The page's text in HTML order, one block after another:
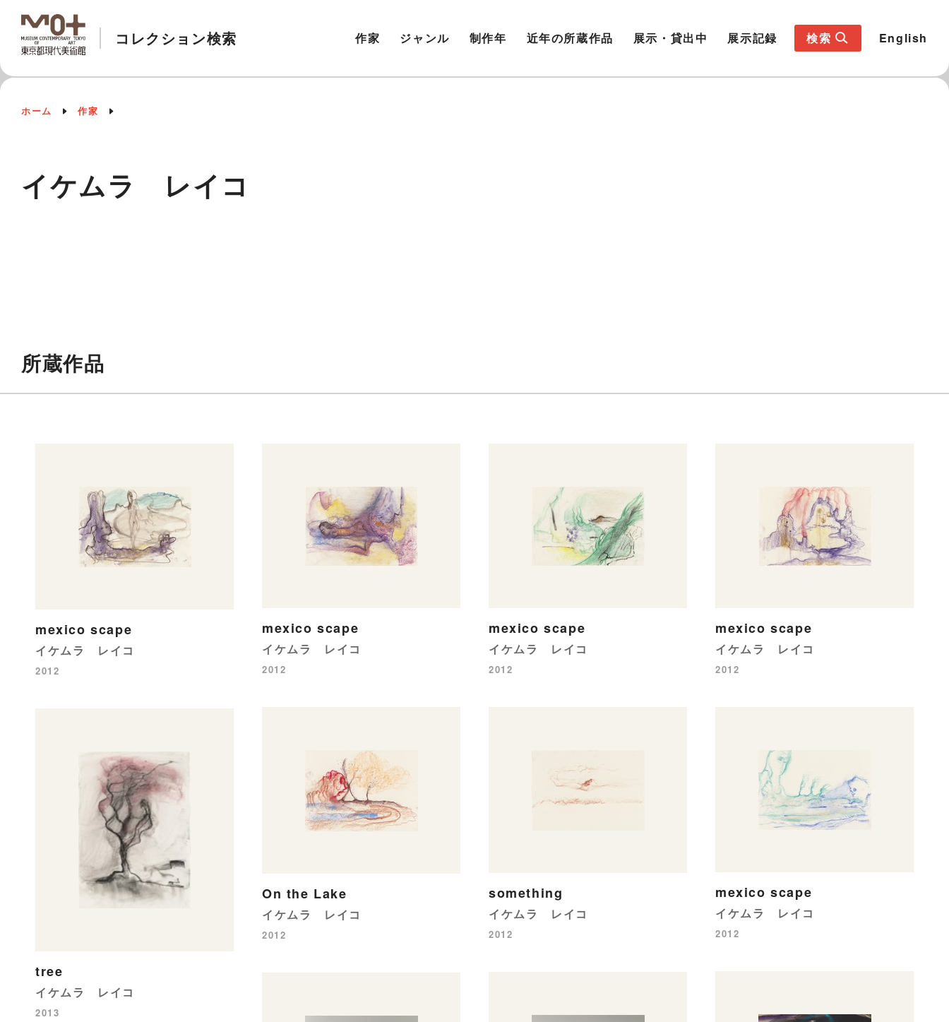
コレクション検索 作家 ジャンル 制作年 近年の所蔵作品 展示・貸出中 展示記録 検索 English
ホーム 作家
イケムラ レイコ
所蔵作品
mexico scape
イケムラ レイコ
2012
mexico scape
イケムラ レイコ
2012
mexico scape
イケムラ レイコ
2012
mexico scape
イケムラ レイコ
2012
On the Lake
イケムラ レイコ
2012
something
イケムラ レイコ
2012
mexico scape
イケムラ レイコ
2012
tree
イケムラ レイコ
2013